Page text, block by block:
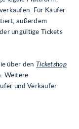
Für Käufer
außerdem
ungültige Tickets
über den Ticketshop
Weitere
und Verkäufer